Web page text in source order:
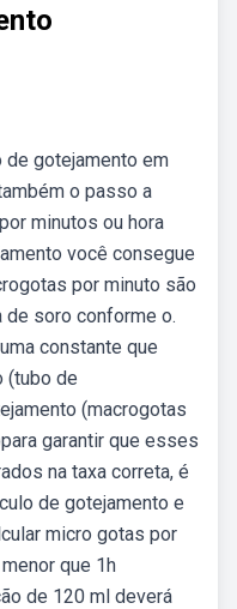
gotejamento em
o passo a
minutos ou hora
você consegue
por minuto são
de soro conforme o.
constante que
(tubo de
(macrogotas
garantir que esses
na taxa correta, é
de gotejamento e
micro gotas por
que 1h
de 120 ml deverá